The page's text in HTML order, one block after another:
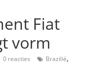
Fiat
vorm
0 reacties Brazilië,